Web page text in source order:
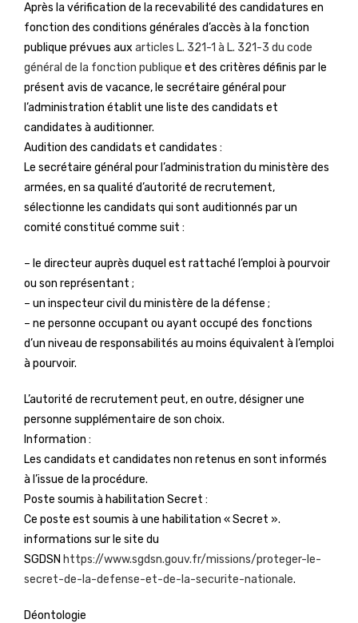
Après la vérification de la recevabilité des candidatures en
fonction des conditions générales d’accès à la fonction
publique prévues aux articles L. 321-1 à L. 321-3 du code
général de la fonction publique et des critères définis par le
présent avis de vacance, le secrétaire général pour
l’administration établit une liste des candidats et
candidates à auditionner.
Audition des candidats et candidates :
Le secrétaire général pour l’administration du ministère des
armées, en sa qualité d’autorité de recrutement,
sélectionne les candidats qui sont auditionnés par un
comité constitué comme suit :
– le directeur auprès duquel est rattaché l’emploi à pourvoir
ou son représentant ;
– un inspecteur civil du ministère de la défense ;
– ne personne occupant ou ayant occupé des fonctions
d’un niveau de responsabilités au moins équivalent à l’emploi
à pourvoir.
L’autorité de recrutement peut, en outre, désigner une
personne supplémentaire de son choix.
Information :
Les candidats et candidates non retenus en sont informés
à l’issue de la procédure.
Poste soumis à habilitation Secret :
Ce poste est soumis à une habilitation « Secret ».
informations sur le site du
SGDSN https://www.sgdsn.gouv.fr/missions/proteger-le-
secret-de-la-defense-et-de-la-securite-nationale.
Déontologie